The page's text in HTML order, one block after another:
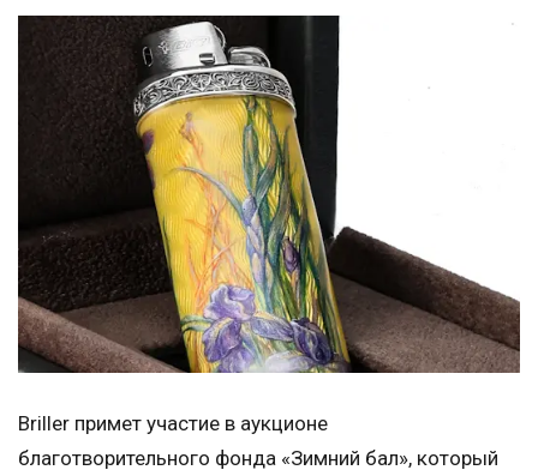
Briller примет участие в аукционе
благотворительного фонда «Зимний бал», который